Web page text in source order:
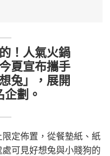
！人氣火鍋
夏宣布攜手
兔」，展開
劃。
定佈置，從餐墊紙、紙
可見好想兔與小賤狗的